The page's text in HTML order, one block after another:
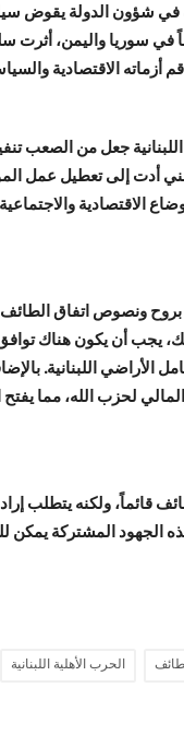
شؤون الدولة يقوض
سوريا واليمن، أثرت
أزماته الاقتصادية
جعل من الصعب
أدت إلى تعطيل عمل
الاقتصادية
بروح ونصوص اتفاق
يجب أن يكون هناك
اللبنانية.
لحزب الله، مما يفتح
قائماً، ولكنه يتطلب
الجهود المشتركة يمكن
الحرب الأهلية اللبنانية